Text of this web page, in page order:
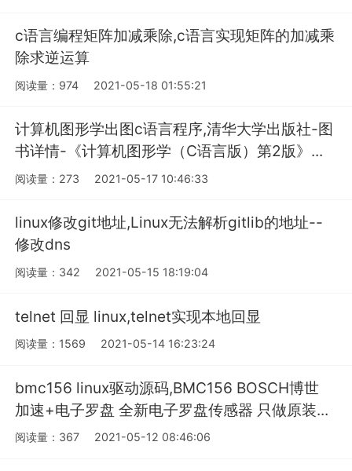
c语言编程矩阵加减乘除,c语言实现矩阵的加减乘
除求逆运算
阅读量：974 2021-05-18 01:55:21
计算机图形学出图c语言程序,清华大学出版社-图
书详情-《计算机图形学（C语言版）第2版》...
阅读量：273 2021-05-17 10:46:33
linux修改git地址,Linux无法解析gitlib的地址--
修改dns
阅读量：342 2021-05-15 18:19:04
telnet 回显 linux,telnet实现本地回显
阅读量：1569 2021-05-14 16:23:24
bmc156 linux驱动源码,BMC156 BOSCH博世
加速+电子罗盘 全新电子罗盘传感器 只做原装...
阅读量：367 2021-05-12 08:46:06